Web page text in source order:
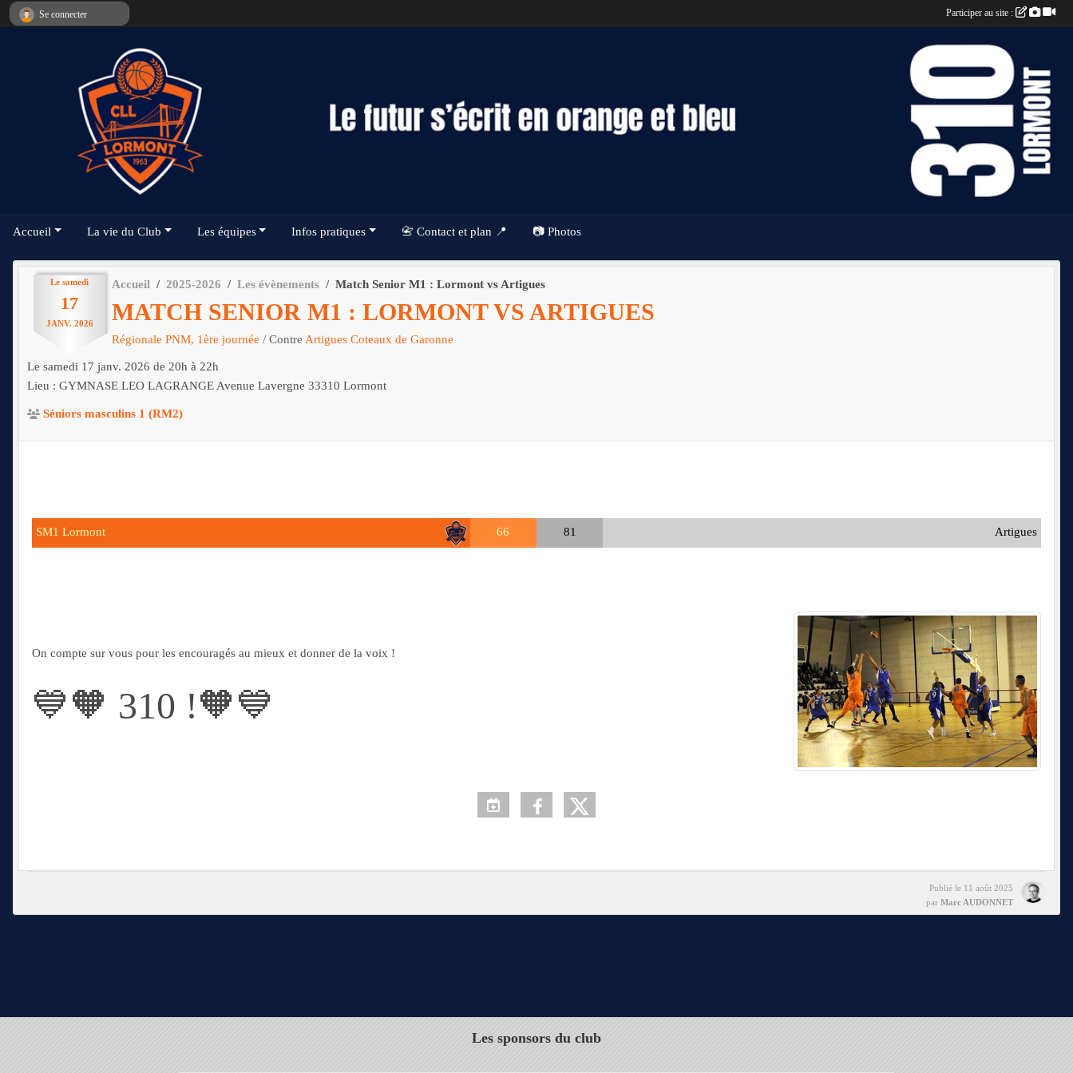
Accueil La vie du Club Les équipes Infos pratiques 📇 Contact et plan 📍 📷 Photos
Le samedi
17
JANV. 2026
Accueil 2025-2026 Les évènements Match Senior M1 : Lormont vs Artigues
MATCH SENIOR M1 : LORMONT VS ARTIGUES
Régionale PNM, 1ère journée / Contre Artigues Coteaux de Garonne
Le samedi 17 janv. 2026 de 20h à 22h
Lieu : GYMNASE LEO LAGRANGE Avenue Lavergne 33310 Lormont
Séniors masculins 1 (RM2)
SM1 Lormont 66 81 Artigues
On compte sur vous pour les encouragés au mieux et donner de la voix !
💙🧡 310 !🧡💙
Publié le 11 août 2025
par Marc AUDONNET
Les sponsors du club
Se connecter Participer au site :
Panneau de gestion des cookies